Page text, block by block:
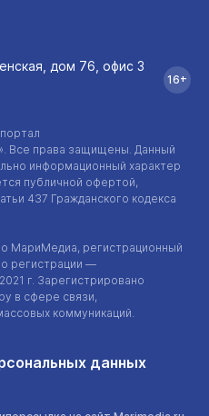
. Все права защищены. Данный
информационный характер
публичной офертой,
437 Гражданского кодекса
МариМедиа, регистрационный
регистрации —
г. Зарегистрировано
в сфере связи,
коммуникаций.
данных
дом 76, офис 3
16+